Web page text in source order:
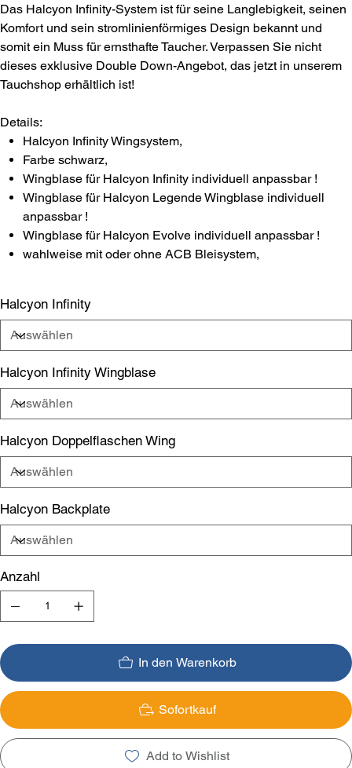
Das Halcyon Infinity-System ist für seine Langlebigkeit, seinen
Komfort und sein stromlinienförmiges Design bekannt und
somit ein Muss für ernsthafte Taucher. Verpassen Sie nicht
dieses exklusive Double Down-Angebot, das jetzt in unserem
Tauchshop erhältlich ist!
Details:
Halcyon Infinity Wingsystem,
Farbe schwarz,
Wingblase für Halcyon Infinity individuell anpassbar !
Wingblase für Halcyon Legende Wingblase individuell
anpassbar !
Wingblase für Halcyon Evolve individuell anpassbar !
wahlweise mit oder ohne ACB Bleisystem,
Halcyon Infinity
Halcyon Infinity Wingblase
Halcyon Doppelflaschen Wing
Halcyon Backplate
Anzahl
In den Warenkorb
Sofortkauf
Add to Wishlist